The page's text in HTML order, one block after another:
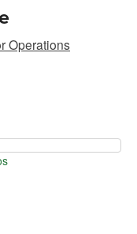
Operations